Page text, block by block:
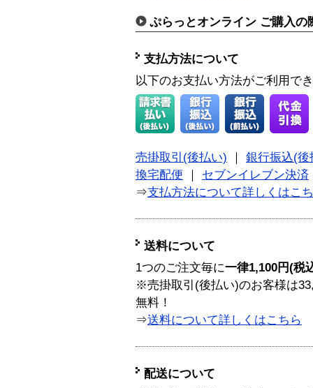
ぷらっとオンライン ご購入の
支払方法について
以下のお支払い方法がご利用で
売掛取引(後払い)
銀行振込(後
換宅配便
セブンイレブン決済
⇒支払方法について詳しくはこ
送料について
1つのご注文毎に一律1,100円(税
※売掛取引(後払い)のお客様は
無料！
⇒送料について詳しくはこちら
配送について